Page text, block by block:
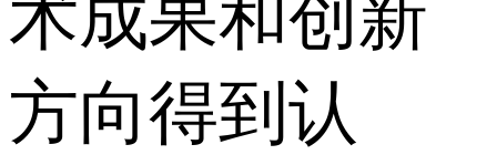
术成果和创新
方向得到认